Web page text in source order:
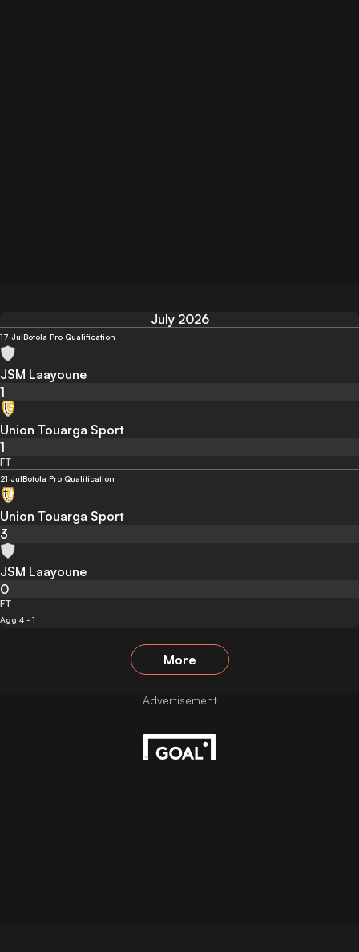
July 2026
17 JulBotola Pro Qualification
JSM Laayoune
1
Union Touarga Sport
1
FT
21 JulBotola Pro Qualification
Union Touarga Sport
3
JSM Laayoune
0
FT
Agg 4 - 1
More